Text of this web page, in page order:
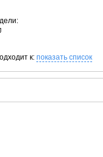
к: показать список